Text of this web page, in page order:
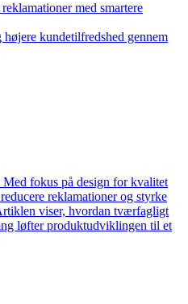
med smartere
kundetilfredshed gennem
fokus på design for kvalitet
reklamationer og styrke
viser, hvordan tværfagligt
løfter produktudviklingen til et